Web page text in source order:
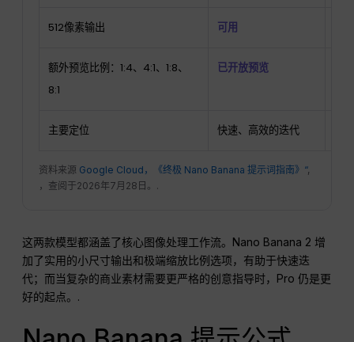
512像素输出 可用
额外预览比例：1:4、4:1、1:8、
8:1
已开放预览
主要定位 快速、高效的迭代
资料来源 Google Cloud，《终极 Nano Banana 提示词指南》“,
，查阅于2026年7月28日。.
这两款模型都涵盖了核心图像处理工作流。Nano Banana 2 增
加了实用的小尺寸输出和极端缩放比例选项，有助于快速迭
代；而当复杂的商业素材需要更严格的创意指导时，Pro 仍是更
好的起点。.